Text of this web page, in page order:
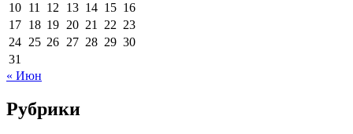
10 11 12 13 14 15 16
17 18 19 20 21 22 23
24 25 26 27 28 29 30
31
« Июн
Рубрики